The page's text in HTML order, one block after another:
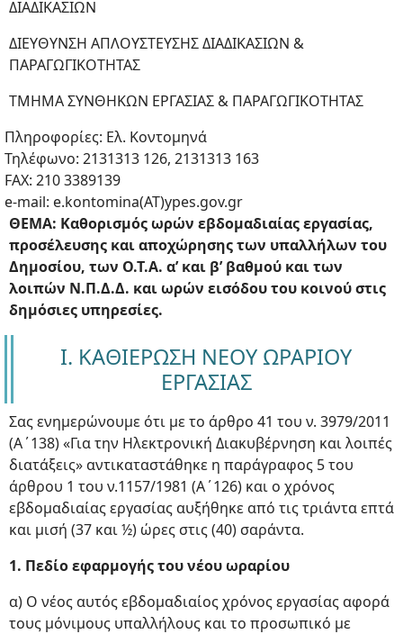
ΔΙΑΔΙΚΑΣΙΩΝ
ΔΙΕΥΘΥΝΣΗ ΑΠΛΟΥΣΤΕΥΣΗΣ ΔΙΑΔΙΚΑΣΙΩΝ &
ΠΑΡΑΓΩΓΙΚΟΤΗΤΑΣ
ΤΜΗΜΑ ΣΥΝΘΗΚΩΝ ΕΡΓΑΣΙΑΣ & ΠΑΡΑΓΩΓΙΚΟΤΗΤΑΣ
Πληροφορίες: Ελ. Κοντομηνά
Τηλέφωνο: 2131313 126, 2131313 163
FAX: 210 3389139
e-mail: e.kontomina(ΑΤ)ypes.gov.gr
ΘΕΜΑ: Καθορισμός ωρών εβδομαδιαίας εργασίας,
προσέλευσης και αποχώρησης των υπαλλήλων του
Δημοσίου, των Ο.Τ.Α. α’ και β’ βαθμού και των
λοιπών Ν.Π.Δ.Δ. και ωρών εισόδου του κοινού στις
δημόσιες υπηρεσίες.
I. ΚΑΘΙΕΡΩΣΗ ΝΕΟΥ ΩΡΑΡΙΟΥ
ΕΡΓΑΣΙΑΣ
Σας ενημερώνουμε ότι με το άρθρο 41 του ν. 3979/2011
(Α΄138) «Για την Ηλεκτρονική Διακυβέρνηση και λοιπές
διατάξεις» αντικαταστάθηκε η παράγραφος 5 του
άρθρου 1 του ν.1157/1981 (Α΄126) και ο χρόνος
εβδομαδιαίας εργασίας αυξήθηκε από τις τριάντα επτά
και μισή (37 και ½) ώρες στις (40) σαράντα.
1. Πεδίο εφαρμογής του νέου ωραρίου
α) Ο νέος αυτός εβδομαδιαίος χρόνος εργασίας αφορά
τους μόνιμους υπαλλήλους και το προσωπικό με